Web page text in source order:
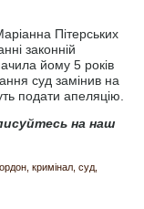
Пітерських
законній
йому 5 років
суд замінив на
подати апеляцію.
на наш
кримінал суд